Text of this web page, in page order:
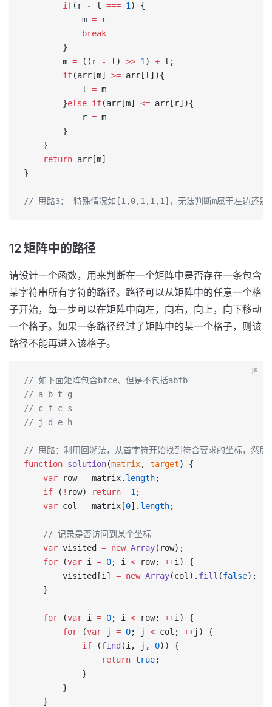
        if
(r - l === 1 ) {
            m
= r
            break
        }
        m
= ((r - l) >> 1 ) + l;
        if
(arr[m] >= arr[l]){
            l
= m
        }
else if(arr[m] <= arr[r]){
            r
= m
        }
    }
    return
arr[m]
}
// 思路3： 特殊情况如[1,0,1,1,1]，无法判断m属于左边还是
12 矩阵中的路径
请设计一个函数，用来判断在一个矩阵中是否存在一条包含
某字符串所有字符的路径。路径可以从矩阵中的任意一个格
子开始，每一步可以在矩阵中向左，向右，向上，向下移动
一个格子。如果一条路径经过了矩阵中的某一个格子，则该
路径不能再进入该格子。
js
// 如下面矩阵包含bfce、但是不包括abfb
// a b t g
// c f c s
// j d e h
// 思路：利用回溯法，从首字符开始找到符合要求的坐标，然后
function solution(matrix, target) {
    var
row = matrix. length;
    if
( ! row) return -1 ;
    var
col = matrix[0]. length;
    // 记录是否访问到某个坐标
    var
visited = new Array(row);
    for
(var i = 0; i < row; ++i) {
        visited[i]
= new Array(col). fill (false);
    }
    for
(var i = 0; i < row; ++i) {
        for
(var j = 0; j < col; ++j) {
            if
(find (i, j, 0)) {
                return
true;
            }
        }
    }